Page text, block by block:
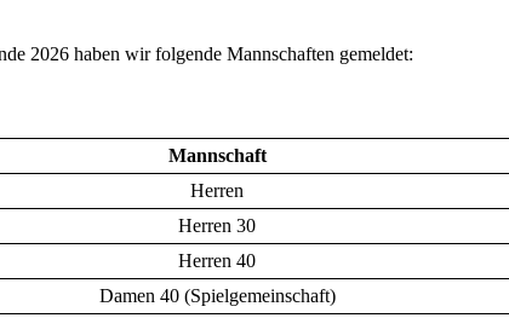
2026 haben wir folgende Mannschaften gemeldet:
Mannschaft
Herren
Herren 30
Herren 40
Damen 40 (Spielgemeinschaft)